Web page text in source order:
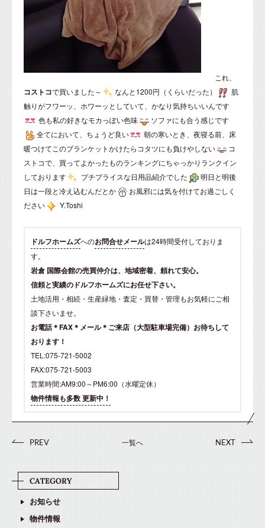
これ、
コストコで買いました～ なんと1200円（くらいだった）
肌
触りがフワーッ、ホワーッとしていて、かなり気持ちいいんです
色も私の好きなモカっぽい色味
ソファにも合う感じです
全てにおいて、ちょうど良い
朝の寒いとき、夜寝る前、床
暖つけてこのブランケットかけたらコタツにも負けやしない
コ
ストコで、買ってよかったものランキングにちゃっかりランクイン
しております
プチプライスな日用品紹介でした
明日と明後
日は一段と冷え込むんだとか
お風邪には気を付けてお過ごしく
ださい
Y.Toshi
ドルフホームズへのお問合せメールは24時間受付しておりま
す。
岩倉 国際会館の売買仲介は、地域密着、頼れて安心。
信頼と実績のドルフホームズにお任せ下さい。
土地活用・相続・生産緑地・査定・買替・管理もお気軽にご相
談下さいませ。
お電話＊FAX＊メール＊ご来店（大型駐車場完備）お待ちして
おります！
TEL:075-721-5002
FAX:075-721-5003
営業時間:AM9:00～PM6:00（水曜定休）
物件情報も多数 更新中！
PREV 一覧へ NEXT
お知らせ
物件情報